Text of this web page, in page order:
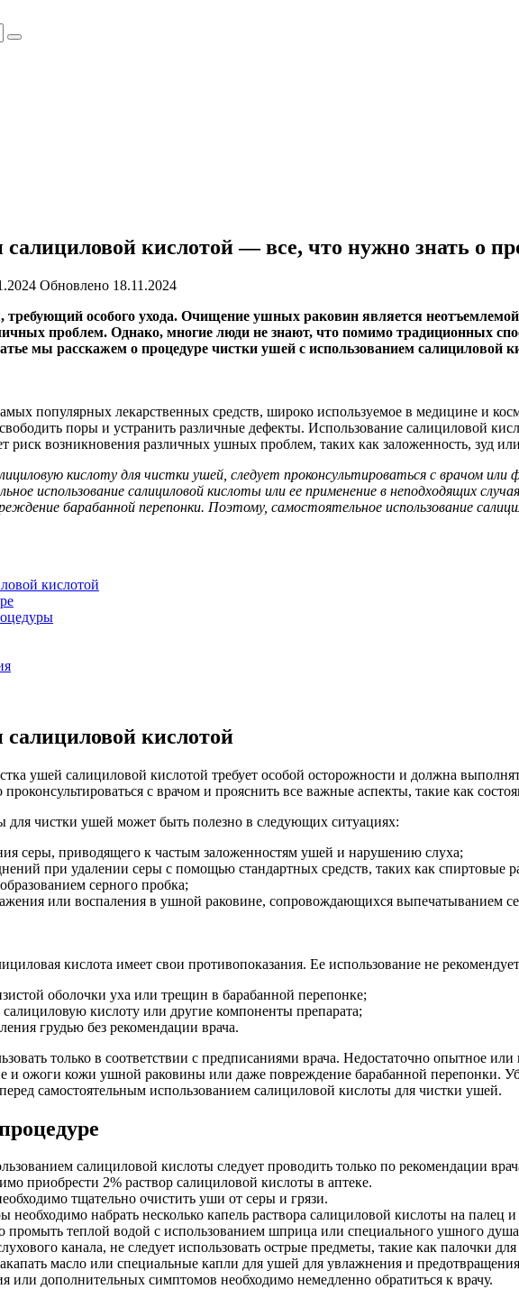
кислотой — все, что нужно знать о
Обновлено 18.11.2024
требующий особого ухода. Очищение ушных раковин является
проблем. Однако, многие люди не знают, что помимо традиционных
мы расскажем о процедуре чистки ушей с использованием салициловой
популярных лекарственных средств, широко используемое в медицине и
поры и устранить различные дефекты. Использование салициловой
риск возникновения различных ушных проблем, таких как заложенность, зуд
кислоту для чистки ушей, следует проконсультироваться с врачом
использование салициловой кислоты или ее применение в неподходящих
барабанной перепонки. Поэтому, самостоятельное использование
кислотой
кислотой
ушей салициловой кислотой требует особой осторожности и должна
с врачом и прояснить все важные аспекты, такие как
для чистки ушей может быть полезно в следующих ситуациях:
серы, приводящего к частым заложенностям ушей и нарушению слуха;
при удалении серы с помощью стандартных средств, таких как спиртовые
серного пробка;
или воспаления в ушной раковине, сопровождающихся выпечатыванием
кислота имеет свои противопоказания. Ее использование не
оболочки уха или трещин в барабанной перепонке;
кислоту или другие компоненты препарата;
грудью без рекомендации врача.
только в соответствии с предписаниями врача. Недостаточно опытное
и ожоги кожи ушной раковины или даже повреждение барабанной перепонки.
самостоятельным использованием салициловой кислоты для чистки ушей.
салициловой кислоты следует проводить только по рекомендации
приобрести 2% раствор салициловой кислоты в аптеке.
тщательно очистить уши от серы и грязи.
необходимо набрать несколько капель раствора салициловой кислоты на палец
промыть теплой водой с использованием шприца или специального ушного
канала, не следует использовать острые предметы, такие как палочки
масло или специальные капли для ушей для увлажнения и
или дополнительных симптомов необходимо немедленно обратиться к врачу.